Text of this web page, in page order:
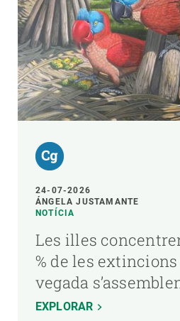
24-07-2026
ÁNGELA JUSTAMANTE
NOTÍCIA
Les illes
% de les
vegada
EXPLORAR